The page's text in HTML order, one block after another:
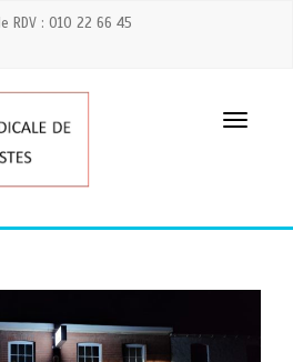
RDV : 010 22 66 45